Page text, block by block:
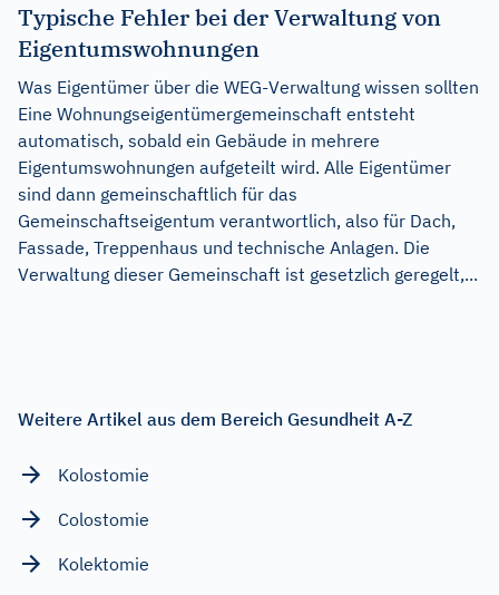
Typische Fehler bei der Verwaltung von
Eigentumswohnungen
Was Eigentümer über die WEG-Verwaltung wissen sollten
Eine Wohnungseigentümergemeinschaft entsteht
automatisch, sobald ein Gebäude in mehrere
Eigentumswohnungen aufgeteilt wird. Alle Eigentümer
sind dann gemeinschaftlich für das
Gemeinschaftseigentum verantwortlich, also für Dach,
Fassade, Treppenhaus und technische Anlagen. Die
Verwaltung dieser Gemeinschaft ist gesetzlich geregelt,...
Weitere Artikel aus dem Bereich Gesundheit A-Z
Kolostomie
Colostomie
Kolektomie